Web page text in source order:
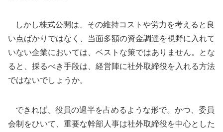
しかし株式公開は、その維持コストや労力を考えると良
い点ばかりではなく、当面多額の資金調達を視野に入れて
いない企業においては、ベストな策ではありません。とな
ると、採るべき手段は、経営陣に社外取締役を入れる方法
ではないでしょうか。
できれば、役員の過半を占めるような形で。かつ、委員
会制をひいて、重要な幹部人事は社外取締役を中心とした